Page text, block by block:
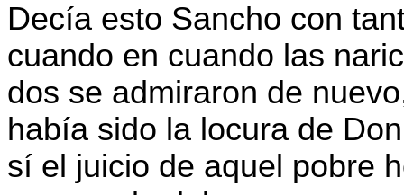
Decía esto Sancho con
cuando en cuando las
dos se admiraron de
había sido la locura de
sí el juicio de aquel pobre